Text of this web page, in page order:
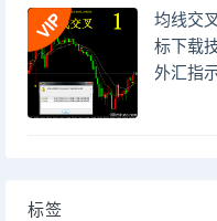
均线交
标下载
外汇指
标签